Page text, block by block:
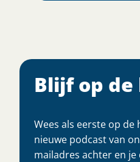
Blijf op de
Wees als eerste op de
nieuwe podcast van
mailadres achter en